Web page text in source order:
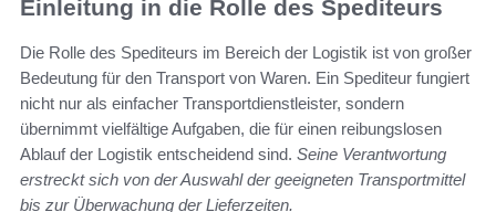
Einleitung in die Rolle des Spediteurs
Die Rolle des Spediteurs im Bereich der Logistik ist von großer
Bedeutung für den Transport von Waren. Ein Spediteur fungiert
nicht nur als einfacher Transportdienstleister, sondern
übernimmt vielfältige Aufgaben, die für einen reibungslosen
Ablauf der Logistik entscheidend sind. Seine Verantwortung
erstreckt sich von der Auswahl der geeigneten Transportmittel
bis zur Überwachung der Lieferzeiten.